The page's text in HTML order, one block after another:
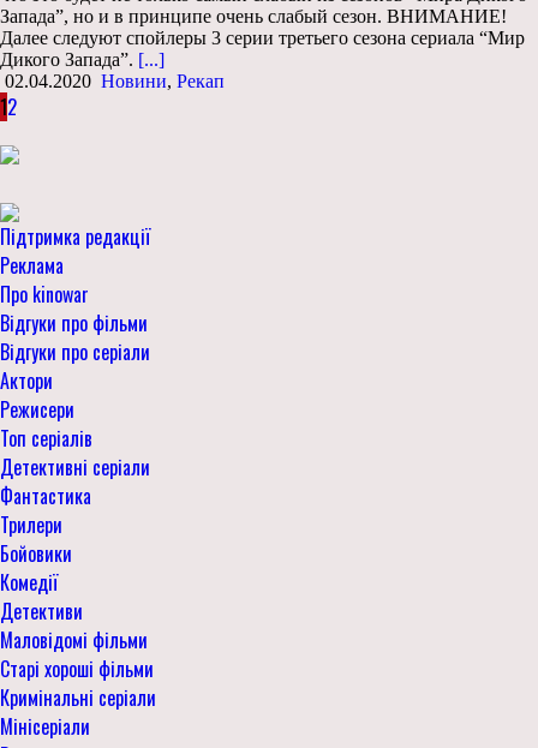
Запада”, но и в принципе очень слабый сезон. ВНИМАНИЕ!
Далее следуют спойлеры 3 серии третьего сезона сериала “Мир
Дикого Запада”. [...]
02.04.2020 Новини, Рекап
12
Підтримка редакції
Реклама
Про kinowar
Відгуки про фільми
Відгуки про серіали
Актори
Режисери
Топ серіалів
Детективні серіали
Фантастика
Трилери
Бойовики
Комедії
Детективи
Маловідомі фільми
Старі хороші фільми
Кримінальні серіали
Мінісеріали